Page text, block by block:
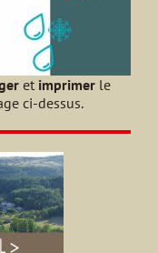
et imprimerle
ci-dessus.